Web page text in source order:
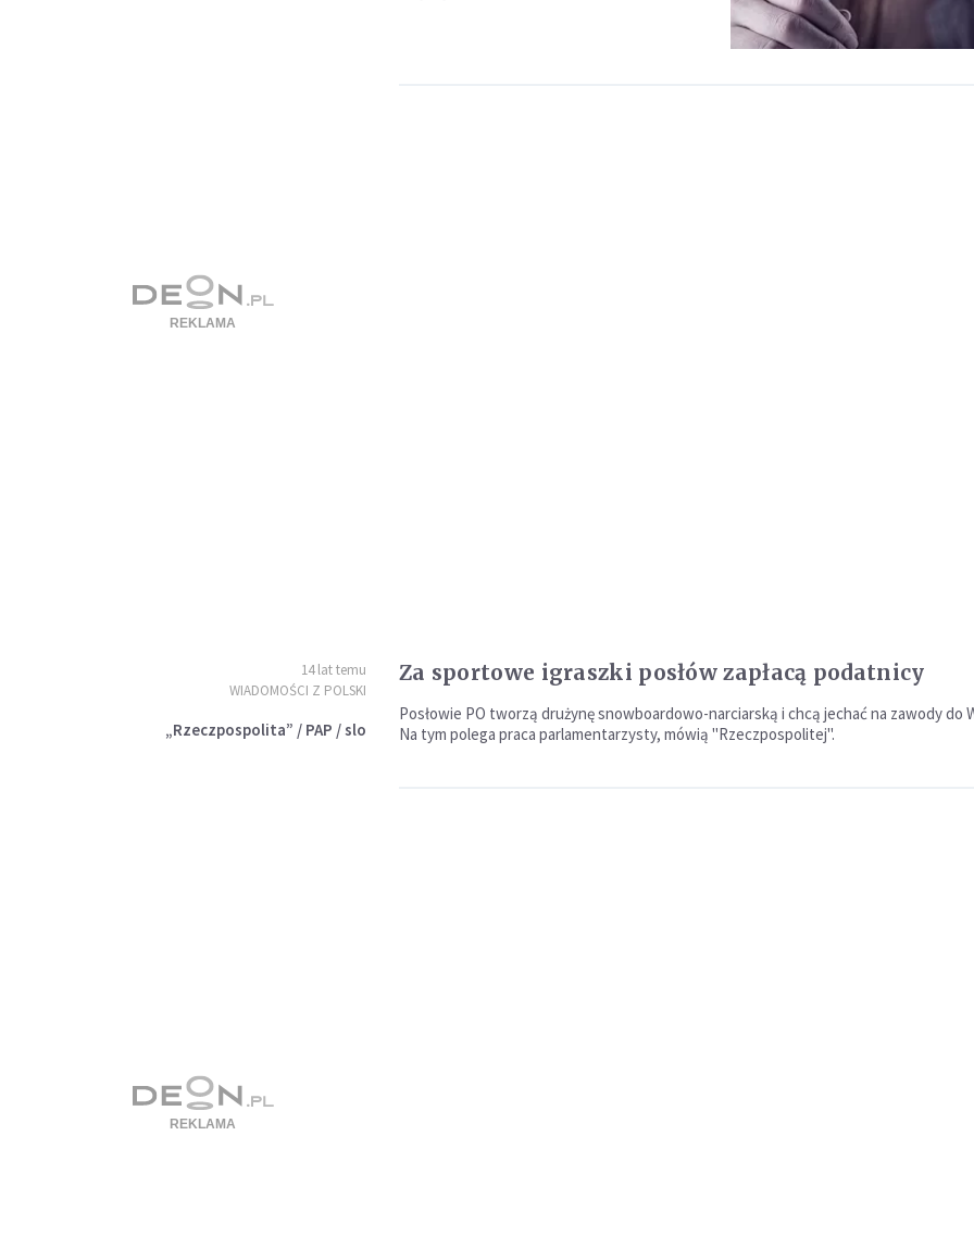
14 lat temu
WIADOMOŚCI Z POLSKI
„Rzeczpospolita” / PAP / slo
Za sportowe igraszki posłów zapłacą podatnicy
Posłowie PO tworzą drużynę snowboardowo-narciarską i chcą jechać na zawody do
Na tym polega praca parlamentarzysty, mówią "Rzeczpospolitej".